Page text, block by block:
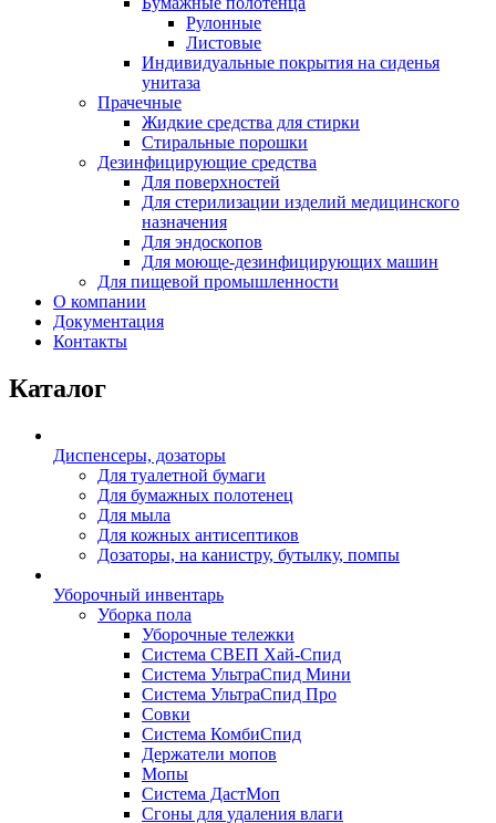
Рулонные
Листовые
Индивидуальные покрытия на сиденья
унитаза
Прачечные
Жидкие средства для стирки
Стиральные порошки
Дезинфицирующие средства
Для поверхностей
Для стерилизации изделий медицинского
назначения
Для эндоскопов
Для моюще-дезинфицирующих машин
Для пищевой промышленности
О компании
Документация
Контакты
Каталог
Диспенсеры, дозаторы
Для туалетной бумаги
Для бумажных полотенец
Для мыла
Для кожных антисептиков
Дозаторы, на канистру, бутылку, помпы
Уборочный инвентарь
Уборка пола
Уборочные тележки
Система СВЕП Хай-Спид
Система УльтраСпид Мини
Система УльтраСпид Про
Совки
Система КомбиСпид
Держатели мопов
Мопы
Система ДастМоп
Сгоны для удаления влаги